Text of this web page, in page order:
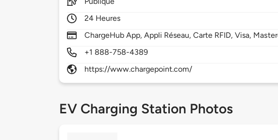
24 Heures
ChargeHub App, Appli Réseau, Carte RFID, Visa,
+1 888-758-4389
https://www.chargepoint.com/
EV Charging Station Photos